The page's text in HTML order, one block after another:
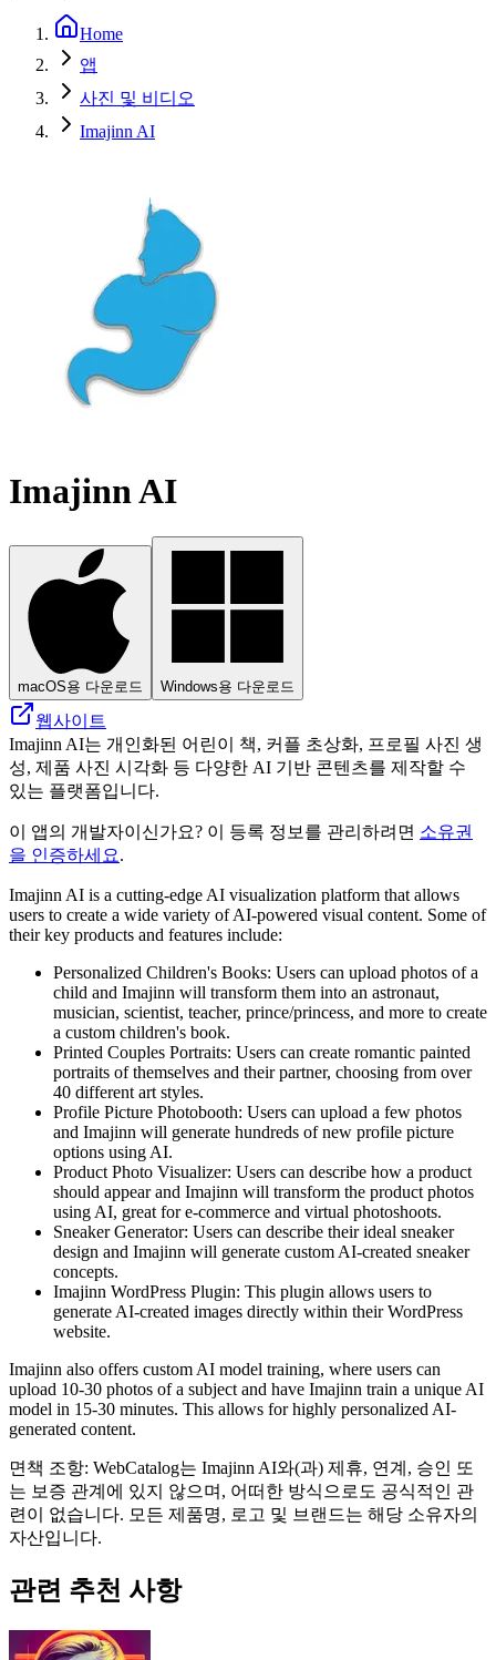
Home
앱
사진 및 비디오
Imajinn AI
Imajinn AI
macOS용 다운로드 Windows용 다운로드
웹사이트
Imajinn AI는 개인화된 어린이 책, 커플 초상화, 프로필 사진 생
성, 제품 사진 시각화 등 다양한 AI 기반 콘텐츠를 제작할 수
있는 플랫폼입니다.
이 앱의 개발자이신가요? 이 등록 정보를 관리하려면 소유권
을 인증하세요.
Imajinn AI is a cutting-edge AI visualization platform that allows
users to create a wide variety of AI-powered visual content. Some of
their key products and features include:
Personalized Children's Books: Users can upload photos of a
child and Imajinn will transform them into an astronaut,
musician, scientist, teacher, prince/princess, and more to create
a custom children's book.
Printed Couples Portraits: Users can create romantic painted
portraits of themselves and their partner, choosing from over
40 different art styles.
Profile Picture Photobooth: Users can upload a few photos
and Imajinn will generate hundreds of new profile picture
options using AI.
Product Photo Visualizer: Users can describe how a product
should appear and Imajinn will transform the product photos
using AI, great for e-commerce and virtual photoshoots.
Sneaker Generator: Users can describe their ideal sneaker
design and Imajinn will generate custom AI-created sneaker
concepts.
Imajinn WordPress Plugin: This plugin allows users to
generate AI-created images directly within their WordPress
website.
Imajinn also offers custom AI model training, where users can
upload 10-30 photos of a subject and have Imajinn train a unique AI
model in 15-30 minutes. This allows for highly personalized AI-
generated content.
면책 조항: WebCatalog는 Imajinn AI와(과) 제휴, 연계, 승인 또
는 보증 관계에 있지 않으며, 어떠한 방식으로도 공식적인 관
련이 없습니다. 모든 제품명, 로고 및 브랜드는 해당 소유자의
자산입니다.
관련 추천 사항